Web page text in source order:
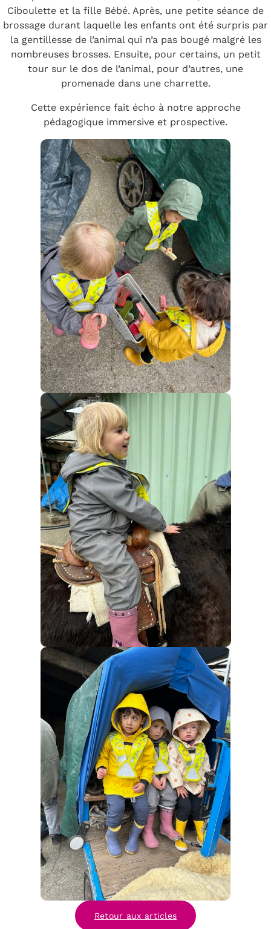
Ciboulette et la fille Bébé. Après, une petite séance de
brossage durant laquelle les enfants ont été surpris par
la gentillesse de l’animal qui n’a pas bougé malgré les
nombreuses brosses. Ensuite, pour certains, un petit
tour sur le dos de l’animal, pour d’autres, une
promenade dans une charrette.
Cette expérience fait écho à notre approche
pédagogique immersive et prospective.
Retour aux articles